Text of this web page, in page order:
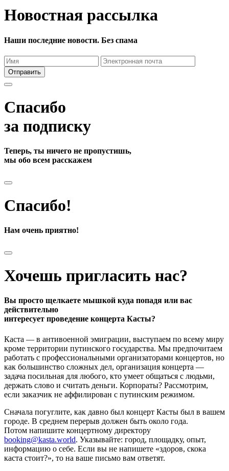
Новостная рассылка
Наши последние новости. Без спама
Отправить
Спасибо
за подписку
Теперь, ты ничего не пропустишь,
мы обо всем расскажем
Спасибо!
Нам очень приятно!
Хочешь пригласить нас?
Вы просто щелкаете мышкой куда попадя или вас
действительно
интересует проведение концерта Касты?
Каста — в антивоенной эмиграции, выступаем по всему миру
кроме территории путинского государства. Мы предпочитаем
работать с профессиональными организаторами концертов, но
как большинство сложных дел, организация концерта —
задача посильная для любого, кто умеет общаться с людьми,
держать слово и считать деньги. Корпораты? Рассмотрим,
если заказчик не аффилирован с путинским режимом.
Сначала погуглите, как давно был концерт Касты был в вашем
городе. В среднем перерыв должен быть около года.
Потом напишите концертному директору
booking@kasta.world. Указывайте: город, площадку, опыт,
информацию о себе. Если вы не напишете «здоров, скока
каста стоит?», то на ваше письмо вам ответят.